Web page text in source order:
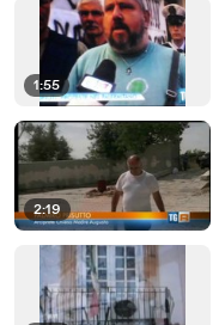
1:55
2:19